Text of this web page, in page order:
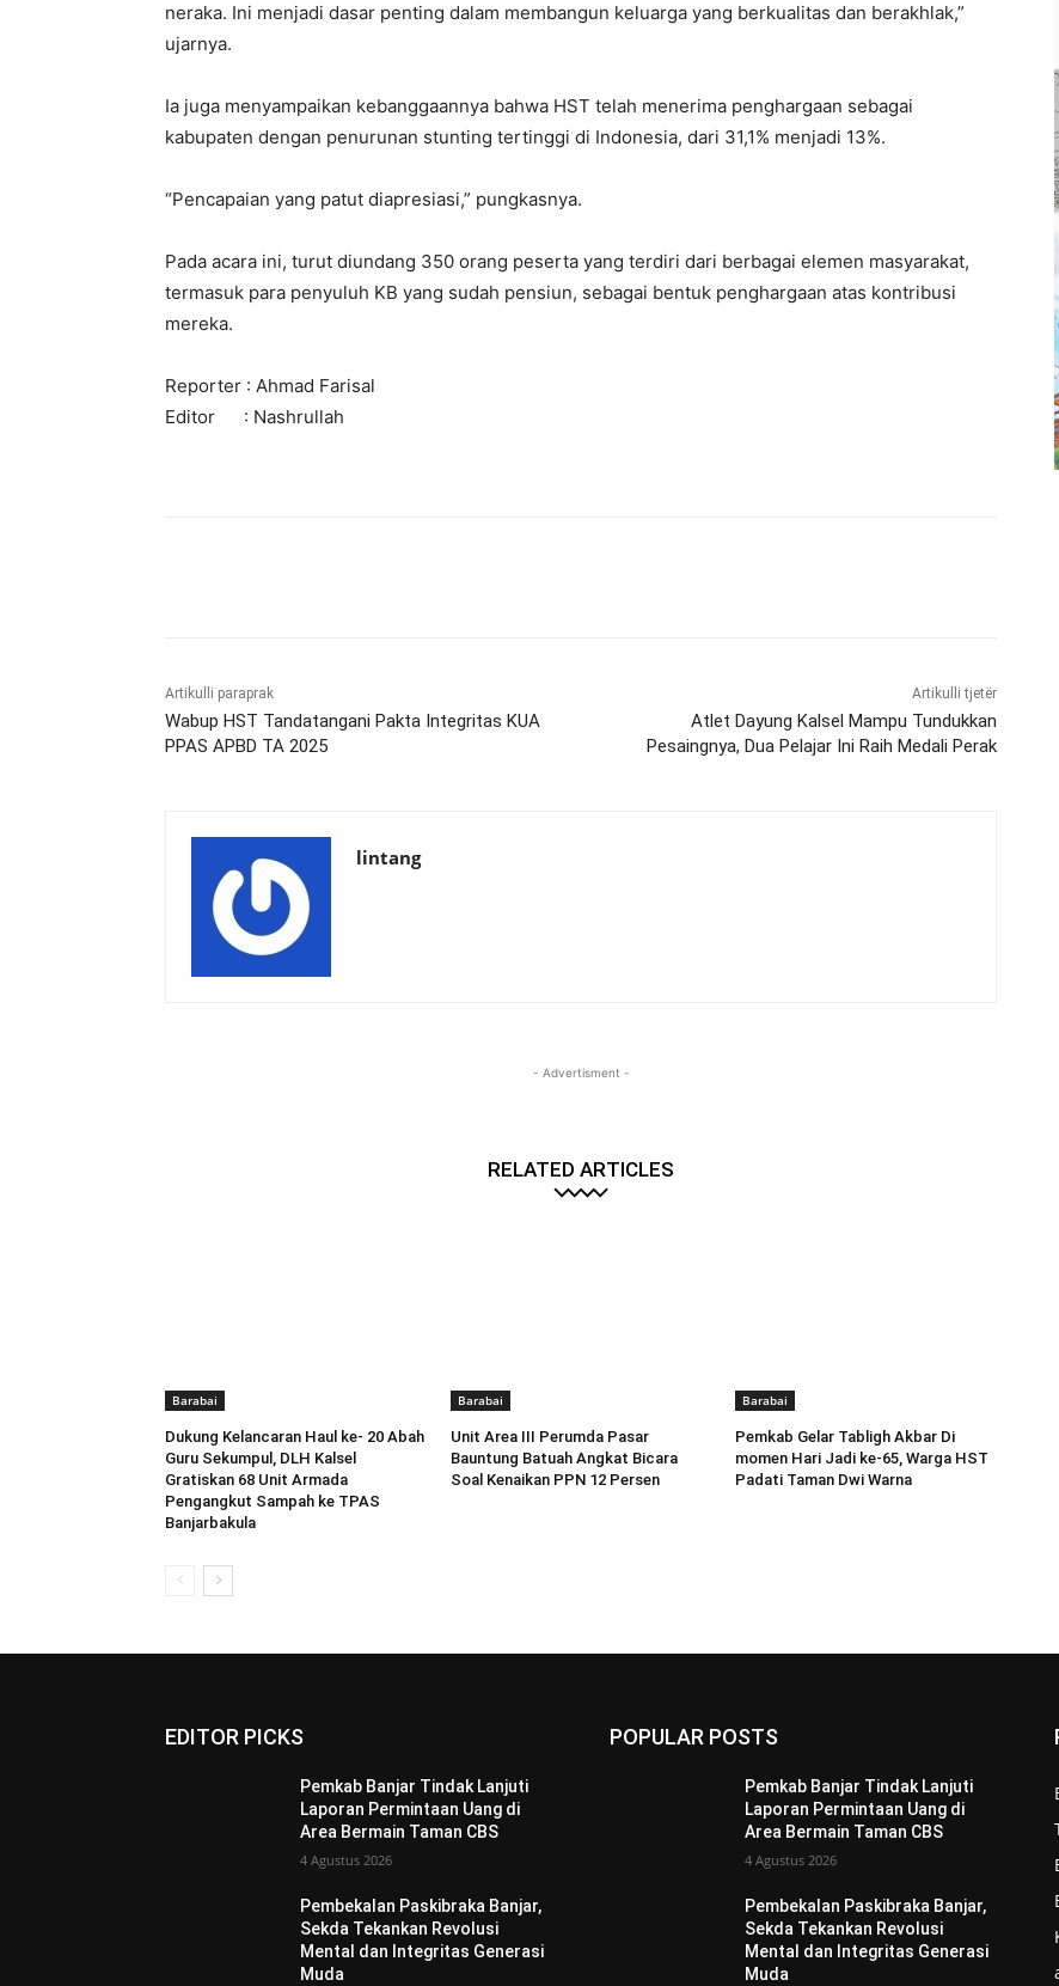
neraka. Ini menjadi dasar penting dalam membangun keluarga yang berkualitas dan berakhlak,”
ujarnya.
Ia juga menyampaikan kebanggaannya bahwa HST telah menerima penghargaan sebagai
kabupaten dengan penurunan stunting tertinggi di Indonesia, dari 31,1% menjadi 13%.
“Pencapaian yang patut diapresiasi,” pungkasnya.
Pada acara ini, turut diundang 350 orang peserta yang terdiri dari berbagai elemen masyarakat,
termasuk para penyuluh KB yang sudah pensiun, sebagai bentuk penghargaan atas kontribusi
mereka.
Reporter : Ahmad Farisal
Editor : Nashrullah
Artikulli paraprak
Wabup HST Tandatangani Pakta Integritas KUA
PPAS APBD TA 2025
Artikulli tjetër
Atlet Dayung Kalsel Mampu Tundukkan
Pesaingnya, Dua Pelajar Ini Raih Medali Perak
lintang
- Advertisment -
RELATED ARTICLES
Barabai
Dukung Kelancaran Haul ke- 20 Abah
Guru Sekumpul, DLH Kalsel
Gratiskan 68 Unit Armada
Pengangkut Sampah ke TPAS
Banjarbakula
Barabai
Unit Area III Perumda Pasar
Bauntung Batuah Angkat Bicara
Soal Kenaikan PPN 12 Persen
Barabai
Pemkab Gelar Tabligh Akbar Di
momen Hari Jadi ke-65, Warga HST
Padati Taman Dwi Warna
EDITOR PICKS
Pemkab Banjar Tindak Lanjuti
Laporan Permintaan Uang di
Area Bermain Taman CBS
4 Agustus 2026
Pembekalan Paskibraka Banjar,
Sekda Tekankan Revolusi
Mental dan Integritas Generasi
Muda
POPULAR POSTS
Pemkab Banjar Tindak Lanjuti
Laporan Permintaan Uang di
Area Bermain Taman CBS
4 Agustus 2026
Pembekalan Paskibraka Banjar,
Sekda Tekankan Revolusi
Mental dan Integritas Generasi
Muda